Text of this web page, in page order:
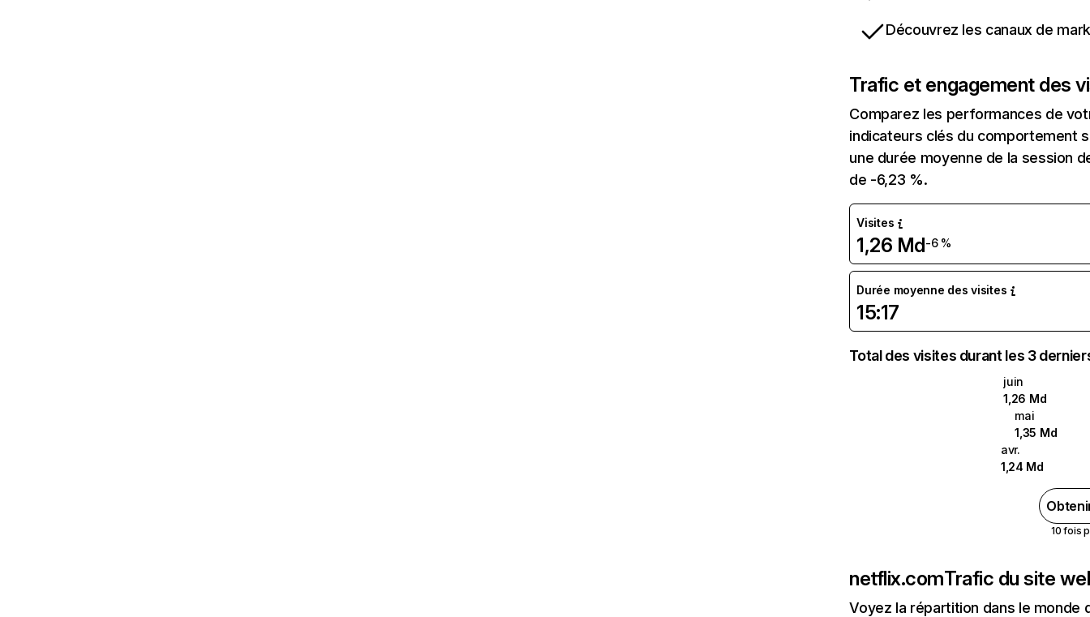
Découvrez les canaux de
Trafic et engagement des
Comparez les performances de
indicateurs clés du comportement
une durée moyenne de la session
de -6,23 %.
Visites
1,26 Md-6 %
Durée moyenne des visites
15:17
Total des visites durant les 3
juin
1,26 Md
mai
1,35 Md
avr.
1,24 Md
10 fois
netflix.comTrafic du site
Voyez la répartition dans le